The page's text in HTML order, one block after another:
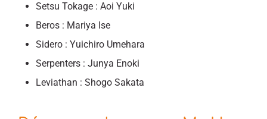
Setsu Tokage : Aoi Yuki
Beros : Mariya Ise
Sidero : Yuichiro Umehara
Serpenters : Junya Enoki
Leviathan : Shogo Sakata